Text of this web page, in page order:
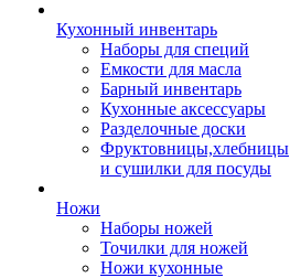
Кухонный инвентарь
Наборы для специй
Емкости для масла
Барный инвентарь
Кухонные аксессуары
Разделочные доски
Фруктовницы,хлебницы
и сушилки для посуды
Ножи
Наборы ножей
Точилки для ножей
Ножи кухонные